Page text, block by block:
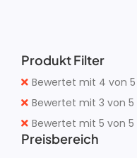
Produkt Filter
Bewertet mit 4 von 5
Bewertet mit 3 von 5
Bewertet mit 5 von 5
Preisbereich